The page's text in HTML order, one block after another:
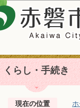
くらし・手続き
現在の位置